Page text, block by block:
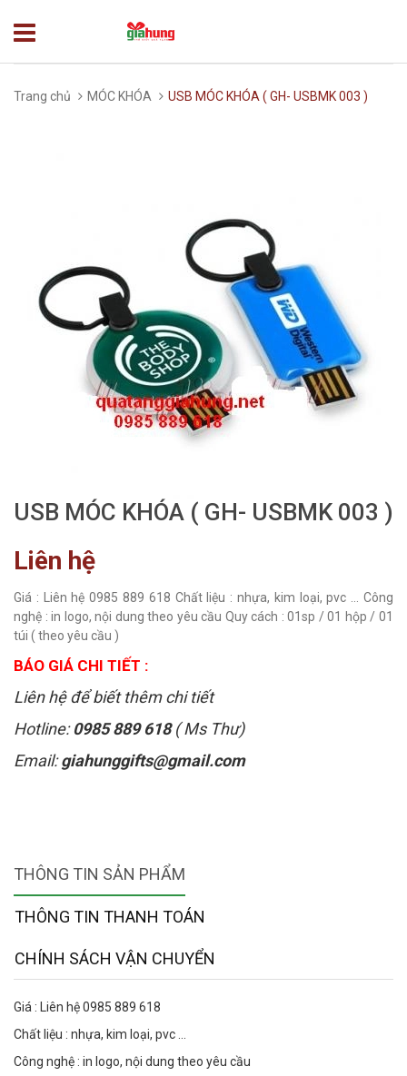
Trang chủ MÓC KHÓA USB MÓC KHÓA ( GH- USBMK 003 )
USB MÓC KHÓA ( GH- USBMK 003 )
Liên hệ
Giá : Liên hệ 0985 889 618 Chất liệu : nhựa, kim loại, pvc ... Công
nghệ : in logo, nội dung theo yêu cầu Quy cách : 01sp / 01 hộp / 01
túi ( theo yêu cầu )
BÁO GIÁ CHI TIẾT :
Liên hệ để biết thêm chi tiết
Hotline:0985 889 618( Ms Thư)
Email:giahunggifts@gmail.com
THÔNG TIN SẢN PHẨM
THÔNG TIN THANH TOÁN
CHÍNH SÁCH VẬN CHUYỂN
Giá : Liên hệ 0985 889 618
Chất liệu : nhựa, kim loại, pvc ...
Công nghệ : in logo, nội dung theo yêu cầu